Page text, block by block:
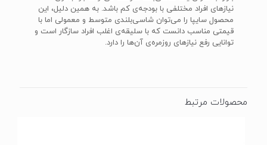
نیازهای افراد مختلفی با بودجه‌ی کم باشد. به همین دلیل، این
محصول سایپا را می‌توان شاسی‌بلندی متوسط و معمولی اما با
قیمتی مناسب دانست که با سلیقه‌ی اغلب افراد سازگار است و
توانایی رفع نیازهای روزمره‌ی آن‌ها را دارد.
محصولات مرتبط